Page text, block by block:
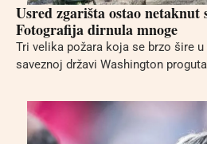
Usred zgarišta ostao netaknut
Fotografija dirnula mnoge
Tri velika požara koja se brzo šire
saveznoj državi Washington